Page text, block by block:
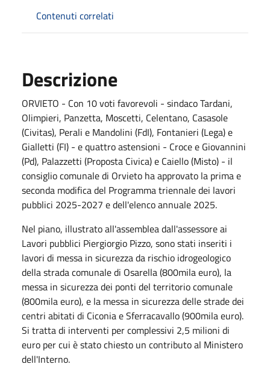
Contenuti correlati
Descrizione
ORVIETO - Con 10 voti favorevoli - sindaco Tardani,
Olimpieri, Panzetta, Moscetti, Celentano, Casasole
(Civitas), Perali e Mandolini (FdI), Fontanieri (Lega) e
Gialletti (FI) - e quattro astensioni - Croce e Giovannini
(Pd), Palazzetti (Proposta Civica) e Caiello (Misto) - il
consiglio comunale di Orvieto ha approvato la prima e
seconda modifica del Programma triennale dei lavori
pubblici 2025-2027 e dell'elenco annuale 2025.
Nel piano, illustrato all'assemblea dall'assessore ai
Lavori pubblici Piergiorgio Pizzo, sono stati inseriti i
lavori di messa in sicurezza da rischio idrogeologico
della strada comunale di Osarella (800mila euro), la
messa in sicurezza dei ponti del territorio comunale
(800mila euro), e la messa in sicurezza delle strade dei
centri abitati di Ciconia e Sferracavallo (900mila euro).
Si tratta di interventi per complessivi 2,5 milioni di
euro per cui è stato chiesto un contributo al Ministero
dell'Interno.